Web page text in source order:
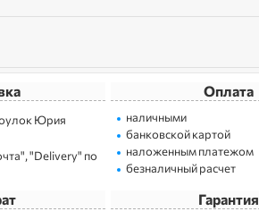
Юрия
"Delivery" по
Оплата
наличными
банковской картой
наложенным платежом
безналичный расчет
Гарантия